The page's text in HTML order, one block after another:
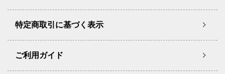
特定商取引に基づく表示
ご利用ガイド